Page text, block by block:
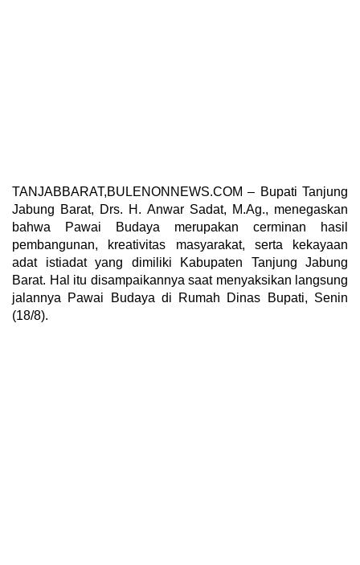
TANJABBARAT,BULENONNEWS.COM – Bupati Tanjung
Jabung Barat, Drs. H. Anwar Sadat, M.Ag., menegaskan
bahwa Pawai Budaya merupakan cerminan hasil
pembangunan, kreativitas masyarakat, serta kekayaan
adat istiadat yang dimiliki Kabupaten Tanjung Jabung
Barat. Hal itu disampaikannya saat menyaksikan langsung
jalannya Pawai Budaya di Rumah Dinas Bupati, Senin
(18/8).